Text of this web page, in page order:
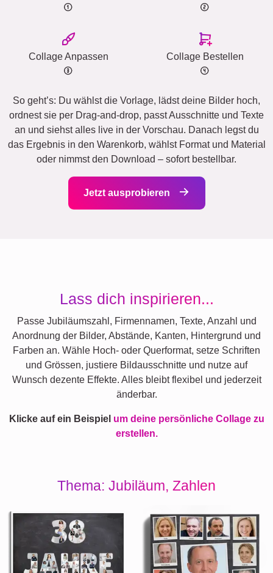
Collage Anpassen Collage Bestellen
So geht’s: Du wählst die Vorlage, lädst deine Bilder hoch,
ordnest sie per Drag-and-drop, passt Ausschnitte und Texte
an und siehst alles live in der Vorschau. Danach legst du
das Ergebnis in den Warenkorb, wählst Format und Material
oder nimmst den Download – sofort bestellbar.
Jetzt ausprobieren
Lass dich inspirieren...
Passe Jubiläumszahl, Firmennamen, Texte, Anzahl und
Anordnung der Bilder, Abstände, Kanten, Hintergrund und
Farben an. Wähle Hoch- oder Querformat, setze Schriften
und Grössen, justiere Bildausschnitte und nutze auf
Wunsch dezente Effekte. Alles bleibt flexibel und jederzeit
änderbar.
Klicke auf ein Beispiel um deine persönliche Collage zu
erstellen.
Thema: Jubiläum, Zahlen